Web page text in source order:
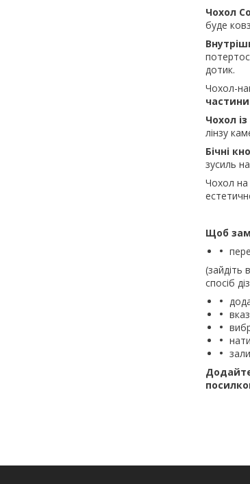
Чохол
буде
дотик.
Чохол-
частини
Чохол
лінзу
Бічні
зусиль
Чохол
Щоб
(зайдіть
спосіб